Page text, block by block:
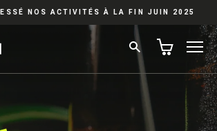
NOS ACTIVITÉS À LA FIN JUIN 2025
RECHERCHER